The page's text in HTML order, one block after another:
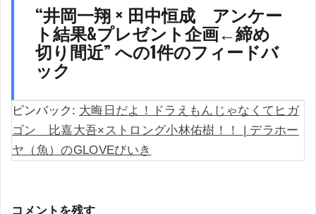
“井岡一翔 × 田中恒成 アンケー
ト結果&プレゼント企画←締め
切り間近” への1件のフィードバ
ック
ピンバック: 大晦日だよ！ドラえもんじゃなくてヒガ
ゴン 比嘉大吾×ストロング小林佑樹！！ | デラホー
ヤ（魚）のGLOVEびいき
コメントを残す